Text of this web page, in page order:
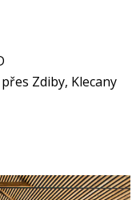
Zdiby, Klecany